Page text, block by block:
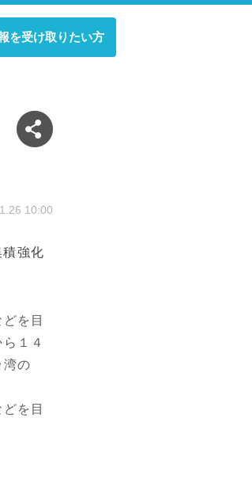
を受け取りたい方
10:00
強化
を目
１４
湾の
を目